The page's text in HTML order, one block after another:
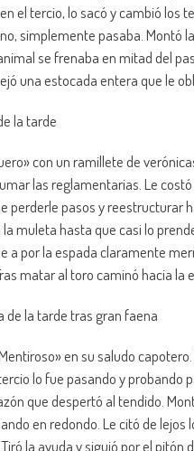
el tercio, lo sacó y cambió los
simplemente pasaba. Montó
se frenaba en mitad del
una estocada entera que le
la tarde
con un ramillete de
las reglamentarias. Le
perderle pasos y reestructurar
muleta hasta que casi lo
a por la espada claramente
matar al toro caminó hacia la
de la tarde tras gran faena
en su saludo
lo fue pasando y probando
que despertó al tendido.
en redondo. Le citó de
la ayuda y siguió por el